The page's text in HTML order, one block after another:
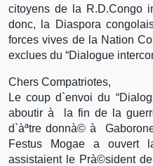
citoyens de la R.D.Congo
donc, la Diaspora
forces vives de la Nation
exclues du “Dialogue
Chers Compatriotes,
Le coup d`envoi du
aboutir à la fin de la
d`àªtre donnà© à
Festus Mogae a
assistaient le Prà©sident